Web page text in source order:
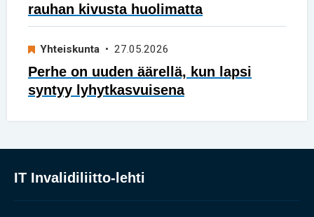
rauhan kivusta huolimatta
Yhteiskunta • 27.05.2026
Perhe on uuden äärellä, kun lapsi
syntyy lyhytkasvuisena
IT Invalidiliitto-lehti